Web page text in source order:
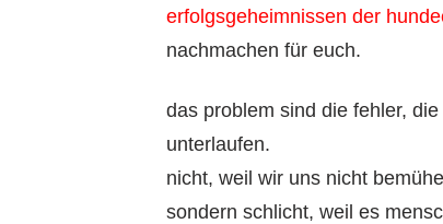
erfolgsgeheimnissen der
nachmachen für euch.
das problem sind die fehler,
unterlaufen.
nicht, weil wir uns nicht
sondern schlicht, weil es